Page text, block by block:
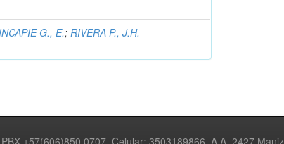
G., E.;RIVERA P., J.H.
+57(606)850 0707, Celular: 3503189866, A.A. 2427